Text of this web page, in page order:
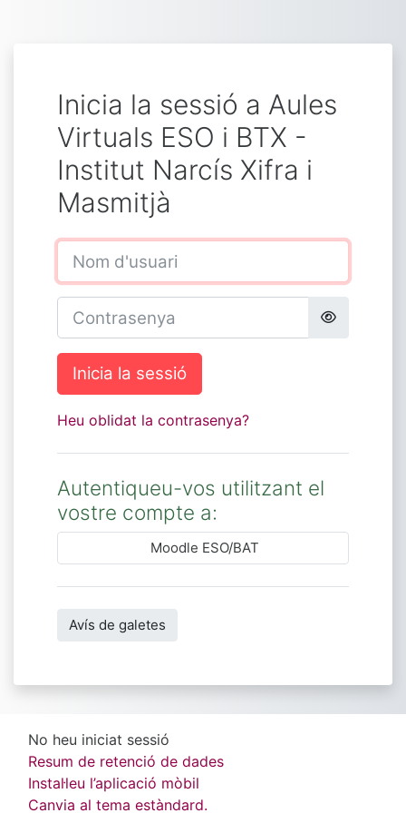
Inicia la sessió a Aules
Virtuals ESO i BTX -
Institut Narcís Xifra i
Masmitjà
Nom d'usuari
Contrasenya
Inicia la sessió
Heu oblidat la contrasenya?
Autentiqueu-vos utilitzant el
vostre compte a:
Moodle ESO/BAT
Avís de galetes
No heu iniciat sessió
Resum de retenció de dades
Instal·leu l’aplicació mòbil
Canvia al tema estàndard.